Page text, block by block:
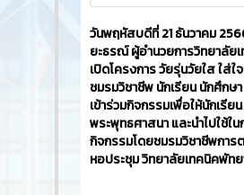
วันพฤหัสบดีที่ 21 ธันวาคม
ยะธรณ์ ผู้อำนวยการวิทยาลัย
เปิดโครงการ วัยรุ่นวัยใส ใส่
ชมรมวิชาชีพ นักเรียน นักศึกษ
เข้าร่วมกิจกรรมเพื่อให้นักเรีย
พระพุทธศาสนา และนำไปใช้ใ
กิจกรรมโดยชมรมวิชาชีพกา
หอประชุม วิทยาลัยเทคนิคพัท